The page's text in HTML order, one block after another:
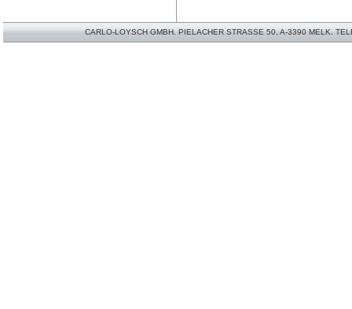
CARLO-LOYSCH GMBH. PIELACHER STRASSE 50, A-3390 MELK.